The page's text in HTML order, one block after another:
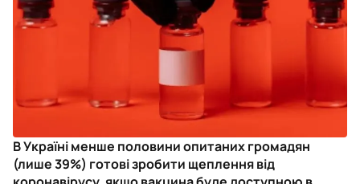
В Україні менше половини опитаних громадян
(лише 39%) готові зробити щеплення від